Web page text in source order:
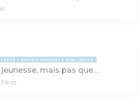
ENSEIGNEMENTS BIBLIQUES
jeunesse, mais pas que…